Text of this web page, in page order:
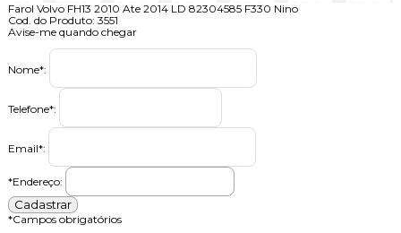
Farol Volvo FH13 2010 Ate 2014 LD 82304585 F330 Nino
Cod. do Produto: 3551
Avise-me quando chegar
Nome*:
Telefone*:
Email*:
*Endereço:
*Campos obrigatórios